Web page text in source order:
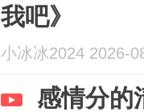
我吧》
小冰冰2024 2026-
感情分的